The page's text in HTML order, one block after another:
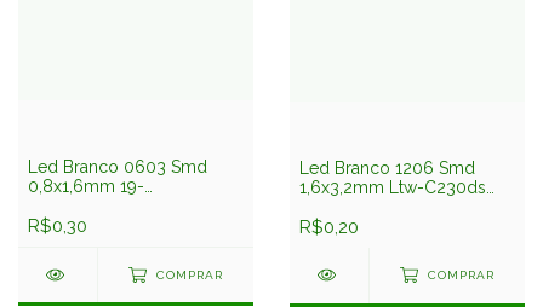
Led Branco 0603 Smd
0,8x1,6mm 19-
R$0,30
COMPRAR
Led Branco 1206 Smd
1,6x3,2mm Ltw-C230ds
R$0,20
COMPRAR